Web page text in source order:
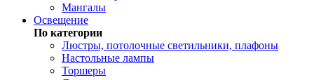
Мангалы
Освещение
По категории
Люстры, потолочные светильники, плафоны
Настольные лампы
Торшеры